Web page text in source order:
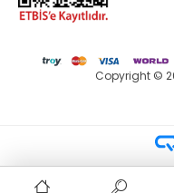
Copyright ©